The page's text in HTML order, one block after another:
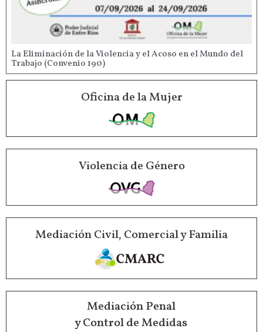
La Eliminación de la Violencia y el Acoso en el Mundo del
Trabajo (Convenio 190)
Oficina de la Mujer
Violencia de Género
Mediación Civil, Comercial y Familia
Mediación Penal
y Control de Medidas